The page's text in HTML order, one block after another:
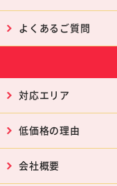
よくあるご質問
対応エリア
低価格の理由
会社概要